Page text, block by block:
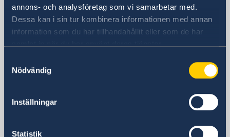
annons- och analysföretag som vi samarbetar med.
Dessa kan i sin tur kombinera informationen med annan
information som du har tillhandahållit eller som de har
Nödvändig
Inställningar
Statistik
Sverige i Indien
Sveriges ambassad
Besöksadress
New Delhi, 110 021
Postadress